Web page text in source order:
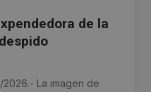
de la
2026.- La imagen de